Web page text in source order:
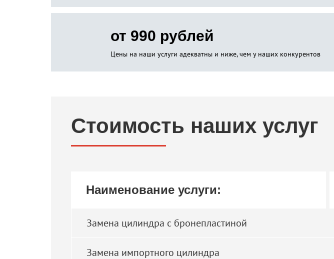
от 990 рублей
Цены на наши услуги адекватны и ниже, чем у наших конкурентов
Стоимость наших услуг
Наименование услуги:
Замена цилиндра с бронепластиной
Замена импортного цилиндра